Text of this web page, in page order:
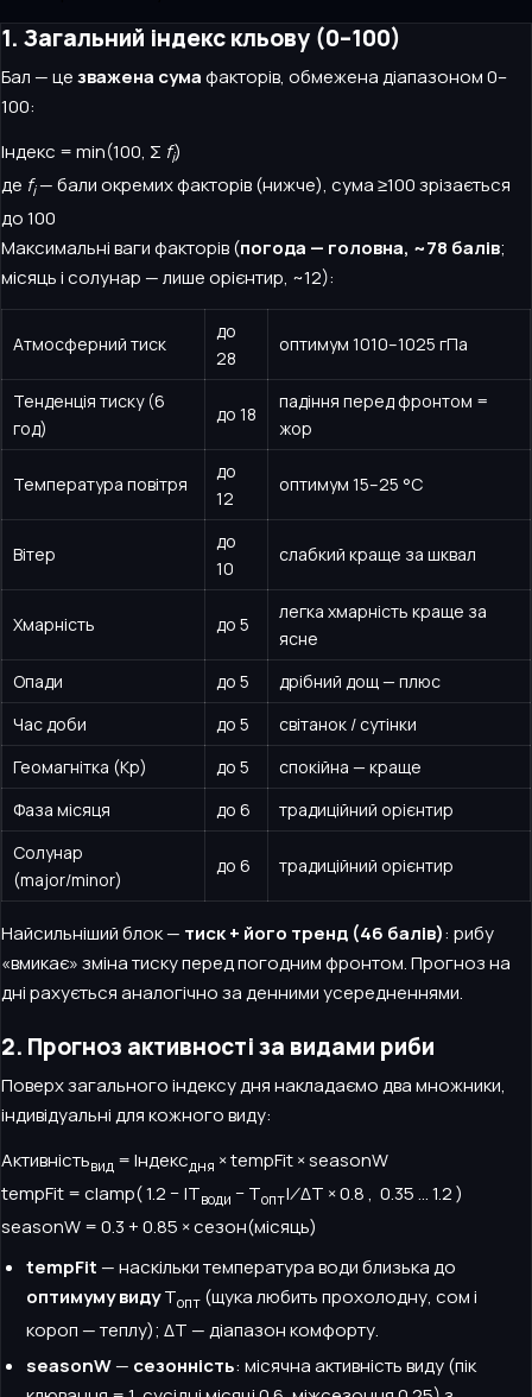
1. Загальний індекс кльову (0–100)
Бал — цезважена сумафакторів, обмежена діапазоном 0–
100:
Індекс =min(100, Σ fi)
де fi— бали окремих факторів (нижче), сума ≥100 зрізається
до 100
Максимальні ваги факторів (погода — головна, ~78 балів;
місяць і солунар — лише орієнтир, ~12):
Атмосферний тиск
до
28
оптимум 1010–1025 гПа
Тенденція тиску (6
год)
до 18
падіння перед фронтом =
жор
Температура повітря
до
12
оптимум 15–25 °C
Вітер
до
10
слабкий краще за шквал
Хмарність до 5
легка хмарність краще за
ясне
Опади
до 5
дрібний дощ — плюс
Час доби
до 5
світанок / сутінки
Геомагнітка (Kp)
до 5
спокійна — краще
Фаза місяця
до 6
традиційний орієнтир
Солунар
(major/minor)
до 6 традиційний орієнтир
Найсильніший блок — тиск + його тренд (46 балів): рибу
«вмикає» зміна тиску перед погодним фронтом. Прогноз на
дні рахується аналогічно за денними усередненнями.
2. Прогноз активності за видами риби
Поверх загального індексу дня накладаємо два множники,
індивідуальні для кожного виду:
Активністьвид = Індексдня ×tempFit×seasonW
tempFit= clamp( 1.2 − |Tводи − Tопт| ⁄ ΔT × 0.8 , 0.35 … 1.2 )
seasonW= 0.3 + 0.85 × сезон(місяць)
tempFit — наскільки температура води близька до
оптимуму видуTопт (щука любить прохолодну, сом і
короп — теплу); ΔT — діапазон комфорту.
seasonW— сезонність: місячна активність виду (пік